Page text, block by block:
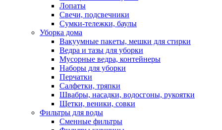
Лопаты
Свечи, подсвечники
Сумки-тележки, баулы
Уборка дома
Вакуумные пакеты, мешки для стирки
Ведра и тазы для уборки
Мусорные ведра, контейнеры
Наборы для уборки
Перчатки
Салфетки, тряпки
Швабры, насадки, водосгоны, рукоятки
Щетки, веники, совки
Фильтры для воды
Сменные фильтры